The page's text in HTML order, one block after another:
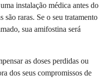
instalação médica antes do
são raras. Se o seu tratamento
sua amifostina será
as doses perdidas ou
dos seus compromissos de